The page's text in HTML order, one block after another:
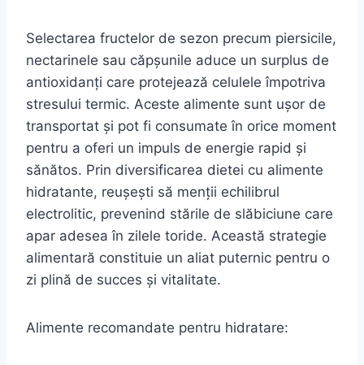
Selectarea fructelor de sezon precum piersicile,
nectarinele sau căpșunile aduce un surplus de
antioxidanți care protejează celulele împotriva
stresului termic. Aceste alimente sunt ușor de
transportat și pot fi consumate în orice moment
pentru a oferi un impuls de energie rapid și
sănătos. Prin diversificarea dietei cu alimente
hidratante, reușești să menții echilibrul
electrolitic, prevenind stările de slăbiciune care
apar adesea în zilele toride. Această strategie
alimentară constituie un aliat puternic pentru o
zi plină de succes și vitalitate.
Alimente recomandate pentru hidratare: